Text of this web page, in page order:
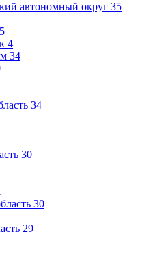
автономный округ 35
5
4
34
34
30
30
29